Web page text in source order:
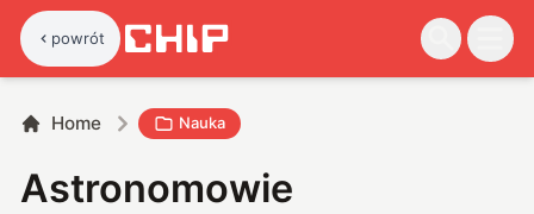
powrót
Home Nauka
Astronomowie